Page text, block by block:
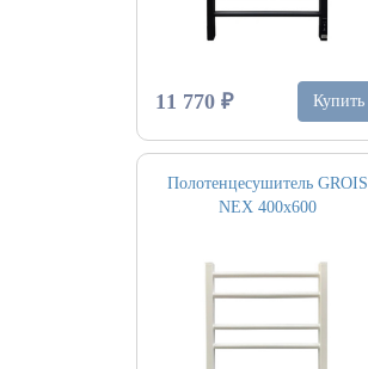
11 770 ₽ Купить
Полотенцесушитель GROIS
NEX 400х600